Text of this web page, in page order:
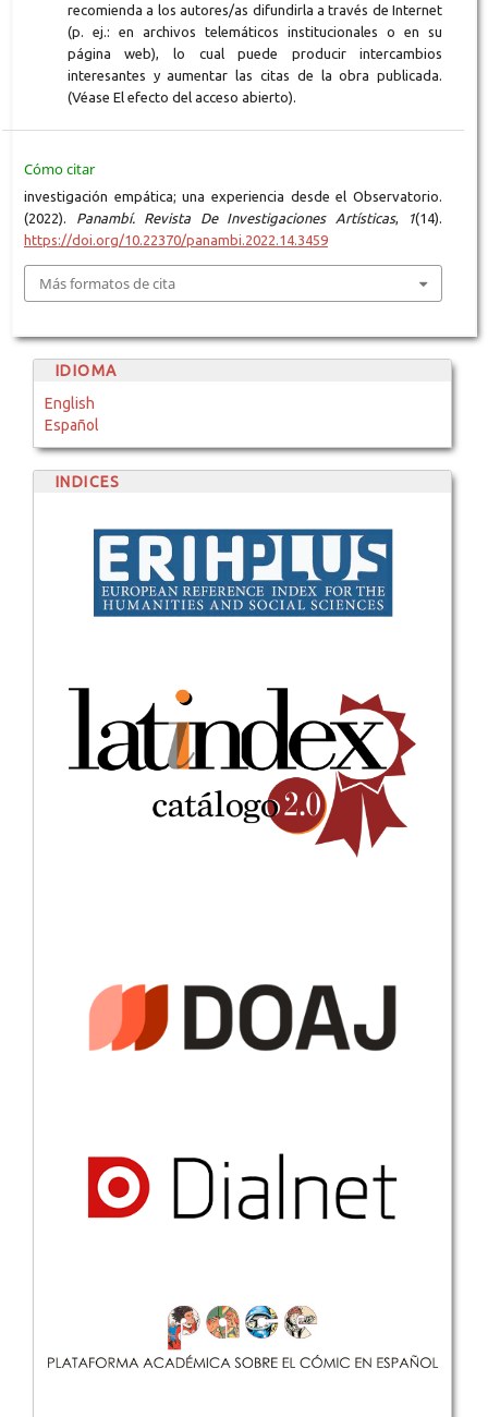
recomienda a los autores/as difundirla a través de Internet
(p. ej.: en archivos telemáticos institucionales o en su
página web), lo cual puede producir intercambios
interesantes y aumentar las citas de la obra publicada.
(Véase El efecto del acceso abierto).
Cómo citar
investigación empática; una experiencia desde el Observatorio.
(2022).
Panambí. Revista De Investigaciones Artísticas, 1(14).
https://doi.org/10.22370/panambi.2022.14.3459
Más formatos de cita
IDIOMA
English
Español
INDICES